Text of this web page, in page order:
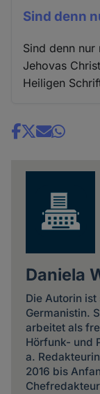
Sind denn
Sind denn
Jehovas
Heiligen
Share
Daniela
Die Autorin
Germanistin.
arbeitet als
Hörfunk- und
a.
2016 bis